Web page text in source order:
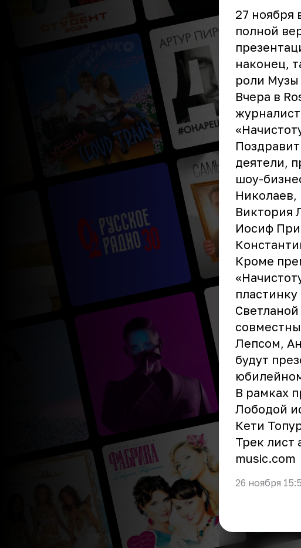
27 ноября
полной
наконец,
роли Музы
Вчера в
деятели,
шоу-
Николаев,
Виктория
Иосиф
Кроме
Лепсом,
будут
В рамках
Лободой
Кети
Трек лист
music.com
26 ноября